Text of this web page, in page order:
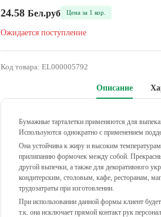
24.58 Бел.руб Цена за 1 кор.
Ожидается поступление
Код товара: EL000005792
Описание
Бумажные тарталетки применяются для
Используются однократно с применением
Она устойчива к жиру и высоким
прилипанию формочек между собой.
другой выпечки, а также для декоративного
кондитерским, столовым, кафе, ресторанам,
трудозатраты при изготовлении.
При использовании данной формы клиент
т.к. она исключает прямой контакт рук